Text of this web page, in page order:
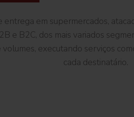
entrega em supermercados,
e B2C, dos mais variados
volumes, executando serviços
cada destinatário.